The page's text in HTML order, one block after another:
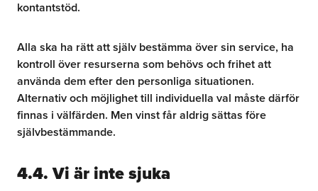
kontantstöd.
Alla ska ha rätt att själv bestämma över sin service, ha
kontroll över resurserna som behövs och frihet att
använda dem efter den personliga situationen.
Alternativ och möjlighet till individuella val måste därför
finnas i välfärden. Men vinst får aldrig sättas före
självbestämmande.
4.4. Vi är inte sjuka